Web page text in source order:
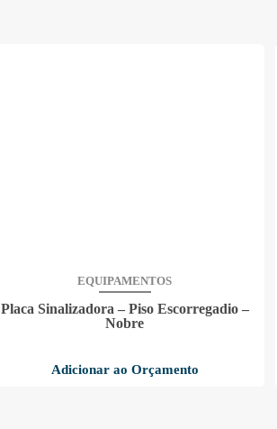
EQUIPAMENTOS
Placa Sinalizadora – Piso Escorregadio –
Nobre
Adicionar ao Orçamento